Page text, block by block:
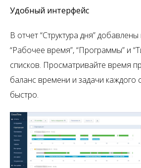
Удобный интерфейс
В отчет “Структура дня”
“Рабочее время”, “Программы” и
списков. Просматривайте время
баланс времени и задачи каждого
быстро.